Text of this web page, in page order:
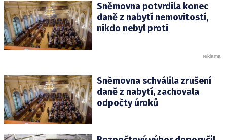
Sněmovna potvrdila konec
daně z nabytí nemovitostí,
nikdo nebyl proti
Sněmovna schválila zrušení
daně z nabytí, zachovala
odpočty úroků